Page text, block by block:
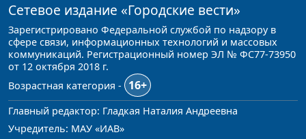
Сетевое издание «Городские вести»
Зарегистрировано Федеральной службой по надзору в
сфере связи, информационных технологий и массовых
коммуникаций. Регистрационный номер ЭЛ № ФС77-73950
от 12 октября 2018 г.
Возрастная категория -
16+
Главный редактор: Гладкая Наталия Андреевна
Учредитель: МАУ «ИАВ»